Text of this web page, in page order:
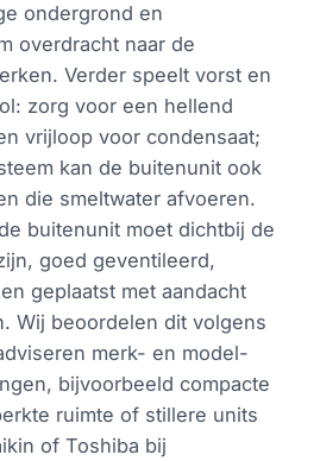
ondergrond en
overdracht naar de
Verder speelt vorst en
zorg voor een hellend
vrijloop voor condensaat;
kan de buitenunit ook
die smeltwater afvoeren.
buitenunit moet dichtbij de
goed geventileerd,
geplaatst met aandacht
Wij beoordelen dit volgens
merk- en model-
bijvoorbeeld compacte
ruimte of stillere units
of Toshiba bij